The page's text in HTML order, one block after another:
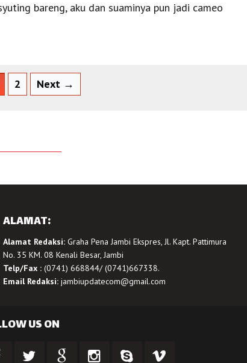
bareng, aku dan suaminya pun jadi cameo
2 Next →
ALAMAT:
Alamat Redaksi:Graha Pena Jambi Ekspres, Jl. Kapt. Pattimura
No. 35 KM. 08 Kenali Besar, Jambi
Telp/Fax :(0741) 668844/ (0741)667338.
Email Redaksi: jambiupdatecom@gmail.com
US ON